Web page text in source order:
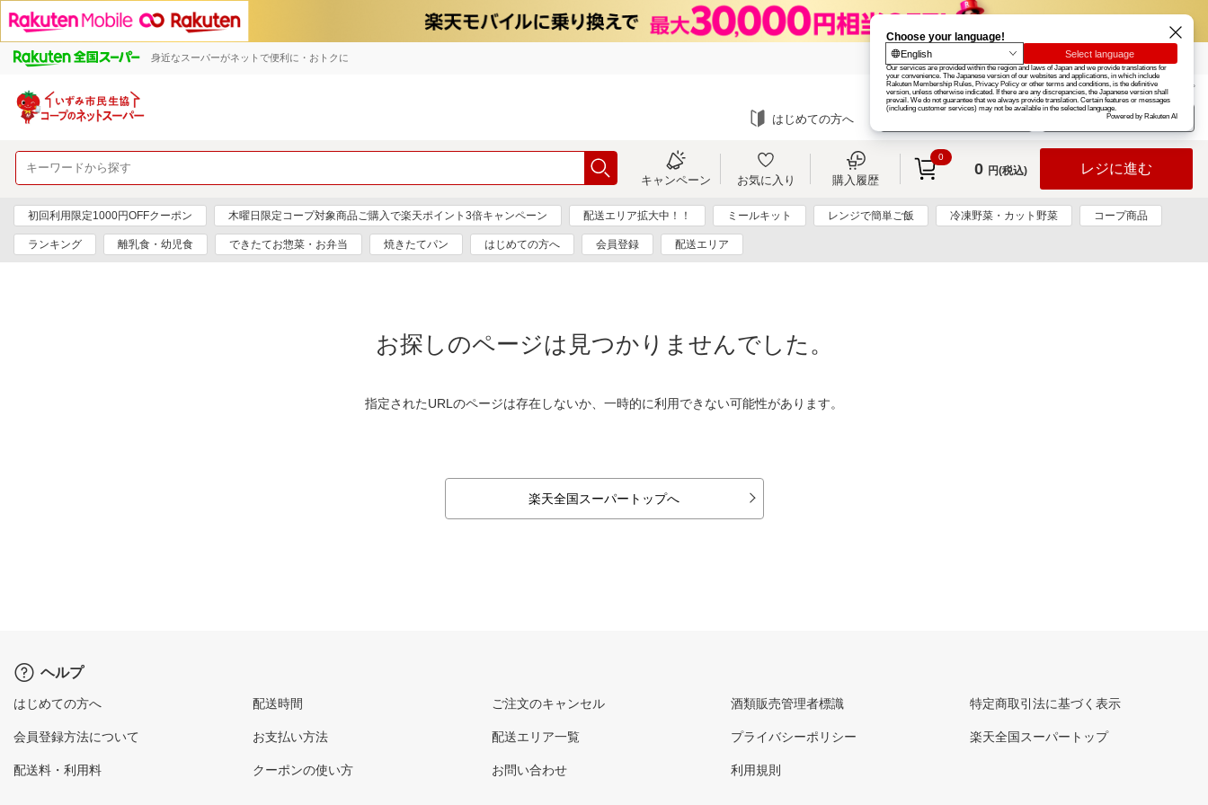
身近なスーパーがネットで便利に・おトクに 楽天グループ カード
お知らせ ヘルプ
はじめての方へ ログイン
キャンペーン お気に入り 購入履歴
0
0 円(税込) レジに進む
初回利用限定1000円OFFクーポン 木曜日限定コープ対象商品ご購入で楽天ポイント3倍キャンペーン 配送エリア拡大中！！ ミールキット レンジで簡単ご飯 冷凍野菜・カット野菜 コープ商品
ランキング 離乳食・幼児食 できたてお惣菜・お弁当 焼きたてパン はじめての方へ 会員登録 配送エリア
お探しのページは見つかりませんでした。
指定されたURLのページは存在しないか、一時的に利用できない可能性があります。
楽天全国スーパートップへ
ヘルプ
はじめての方へ
会員登録方法について
配送料・利用料
配送時間
お支払い方法
クーポンの使い方
ご注文のキャンセル
配送エリア一覧
お問い合わせ
酒類販売管理者標識
プライバシーポリシー
利用規則
特定商取引法に基づく表示
楽天全国スーパートップ